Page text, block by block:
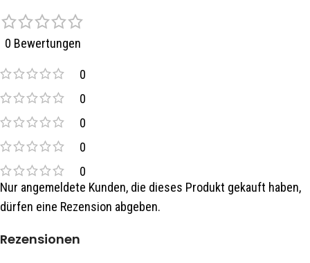
0 Bewertungen
0
0
0
0
0
Rezensionen
Nur angemeldete Kunden, die dieses Produkt gekauft haben,
dürfen eine Rezension abgeben.